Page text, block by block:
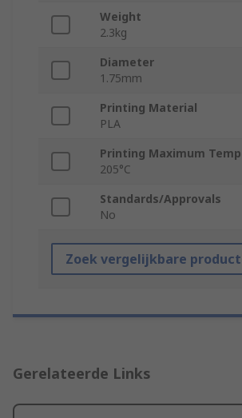
Weight
2.3kg
Diameter
1.75mm
Printing Material
PLA
Printing Maximum
205°C
Standards/Approvals
No
Zoek vergelijkbare
Gerelateerde Links